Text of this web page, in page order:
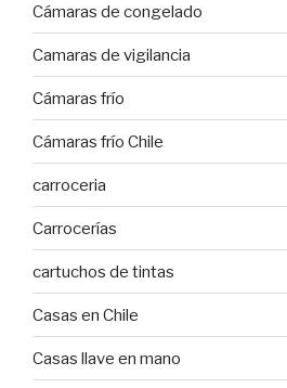
Cámaras de congelado
Camaras de vigilancia
Cámaras frío
Cámaras frío Chile
carroceria
Carrocerías
cartuchos de tintas
Casas en Chile
Casas llave en mano